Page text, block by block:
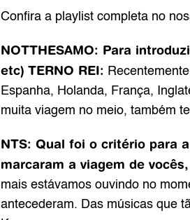
Confira a playlist completa no
NOTTHESAMO: Para
etc) TERNO REI:
Espanha, Holanda, França,
muita viagem no meio, também
NTS: Qual foi o critério para
marcaram a viagem de
mais estávamos ouvindo no
antecederam. Das músicas que